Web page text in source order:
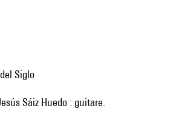
Siglo
Sáiz Huedo : guitare.